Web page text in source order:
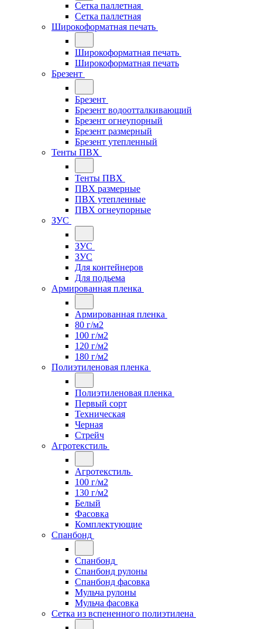
Сетка паллетная
Сетка паллетная
Широкоформатная печать
Широкоформатная печать
Широкоформатная печать
Брезент
Брезент
Брезент водоотталкивающий
Брезент огнеупорный
Брезент размерный
Брезент утепленный
Тенты ПВХ
Тенты ПВХ
ПВХ размерные
ПВХ утепленные
ПВХ огнеупорные
ЗУС
ЗУС
ЗУС
Для контейнеров
Для подьема
Армированная пленка
Армированная пленка
80 г/м2
100 г/м2
120 г/м2
180 г/м2
Полиэтиленовая пленка
Полиэтиленовая пленка
Первый сорт
Техническая
Черная
Стрейч
Агротекстиль
Агротекстиль
100 г/м2
130 г/м2
Белый
Фасовка
Комплектующие
Спанбонд
Спанбонд
Спанбонд рулоны
Спанбонд фасовка
Мульча рулоны
Мульча фасовка
Сетка из вспененного полиэтилена